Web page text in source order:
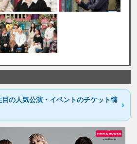
目の人気公演・イベントのチケット情